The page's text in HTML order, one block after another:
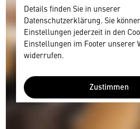
Details finden Sie in unserer
Datenschutzerklärung. Sie
Einstellungen jederzeit in den
Einstellungen im Footer unserer
widerrufen.
Zustimmen